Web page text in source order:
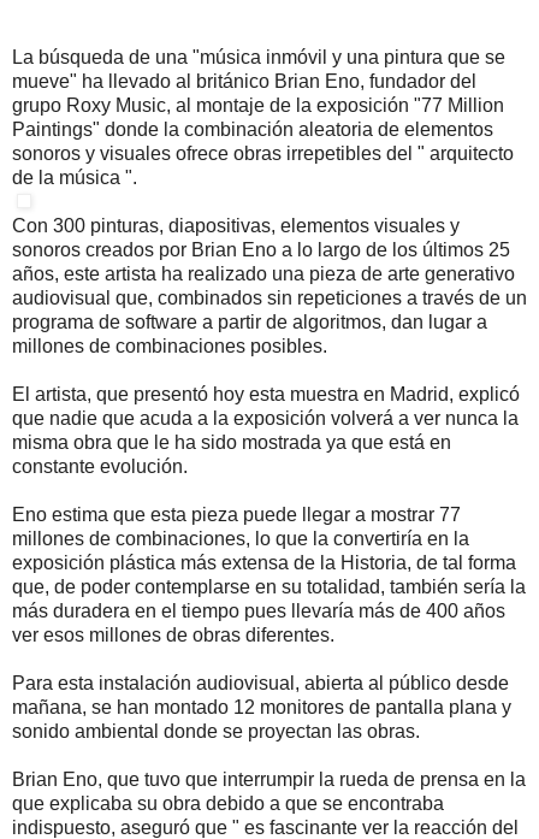
La búsqueda de una "música inmóvil y una pintura que se
mueve" ha llevado al británico Brian Eno, fundador del
grupo Roxy Music, al montaje de la exposición "77 Million
Paintings" donde la combinación aleatoria de elementos
sonoros y visuales ofrece obras irrepetibles del " arquitecto
de la música ".
Con 300 pinturas, diapositivas, elementos visuales y
sonoros creados por Brian Eno a lo largo de los últimos 25
años, este artista ha realizado una pieza de arte generativo
audiovisual que, combinados sin repeticiones a través de un
programa de software a partir de algoritmos, dan lugar a
millones de combinaciones posibles.
El artista, que presentó hoy esta muestra en Madrid, explicó
que nadie que acuda a la exposición volverá a ver nunca la
misma obra que le ha sido mostrada ya que está en
constante evolución.
Eno estima que esta pieza puede llegar a mostrar 77
millones de combinaciones, lo que la convertiría en la
exposición plástica más extensa de la Historia, de tal forma
que, de poder contemplarse en su totalidad, también sería la
más duradera en el tiempo pues llevaría más de 400 años
ver esos millones de obras diferentes.
Para esta instalación audiovisual, abierta al público desde
mañana, se han montado 12 monitores de pantalla plana y
sonido ambiental donde se proyectan las obras.
Brian Eno, que tuvo que interrumpir la rueda de prensa en la
que explicaba su obra debido a que se encontraba
indispuesto, aseguró que " es fascinante ver la reacción del